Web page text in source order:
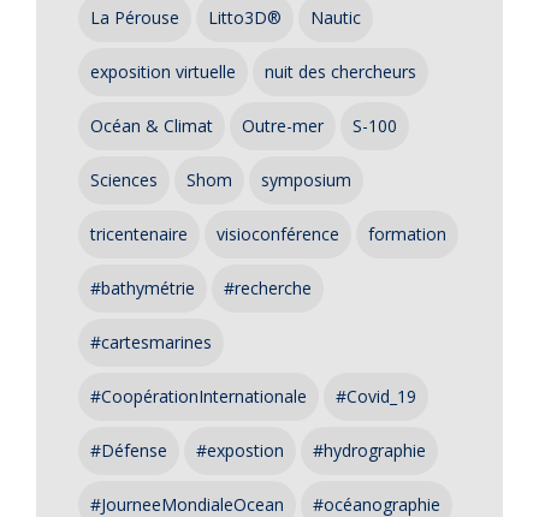
La Pérouse Litto3D® Nautic
exposition virtuelle nuit des chercheurs
Océan & Climat Outre-mer S-100
Sciences Shom symposium
tricentenaire visioconférence formation
#bathymétrie #recherche
#cartesmarines
#CoopérationInternationale #Covid_19
#Défense #expostion #hydrographie
#JourneeMondialeOcean #océanographie